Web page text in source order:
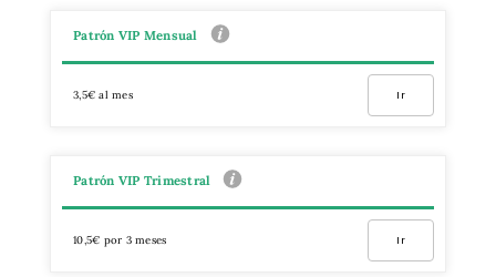
Patrón VIP Mensual
3,5€ al mes Ir
Patrón VIP Trimestral
10,5€ por 3 meses Ir